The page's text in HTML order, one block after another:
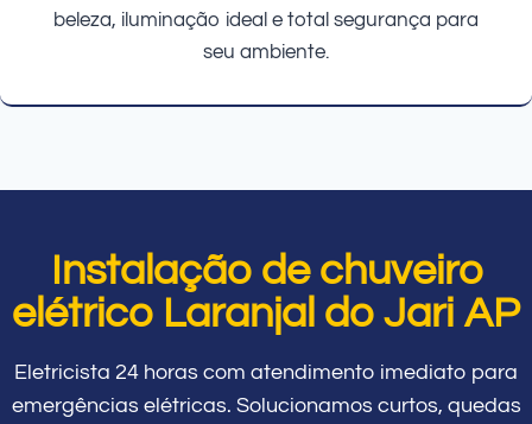
beleza, iluminação ideal e total segurança para
seu ambiente.
Instalação de chuveiro
elétrico Laranjal do Jari AP
Eletricista 24 horas com atendimento imediato para
emergências elétricas. Solucionamos curtos, quedas